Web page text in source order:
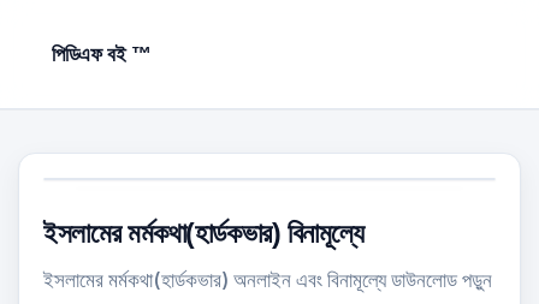
পিডিএফ বই ™
ইসলামের মর্মকথা(হার্ডকভার) বিনামূল্যে
ইসলামের মর্মকথা(হার্ডকভার) অনলাইন এবং বিনামূল্যে ডাউনলোড পড়ুন